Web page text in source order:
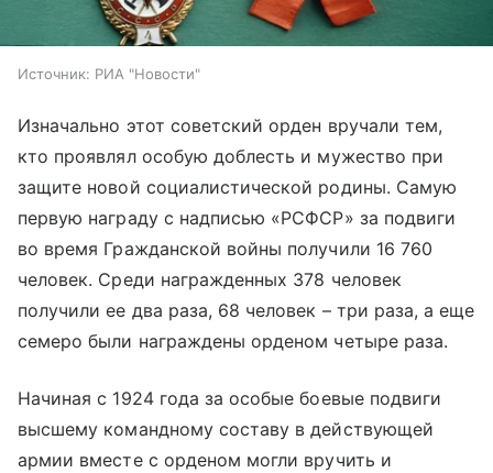
Источник: РИА "Новости"
Изначально этот советский орден вручали тем,
кто проявлял особую доблесть и мужество при
защите новой социалистической родины. Самую
первую награду с надписью «РСФСР» за подвиги
во время Гражданской войны получили 16 760
человек. Среди награжденных 378 человек
получили ее два раза, 68 человек – три раза, а еще
семеро были награждены орденом четыре раза.
Начиная с 1924 года за особые боевые подвиги
высшему командному составу в действующей
армии вместе с орденом могли вручить и